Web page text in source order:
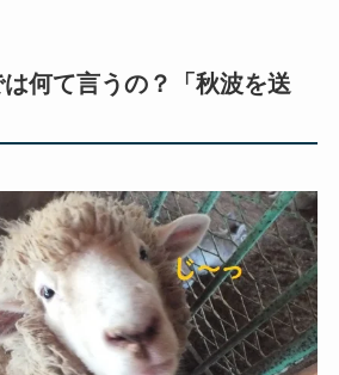
は何て言うの？「秋波を送